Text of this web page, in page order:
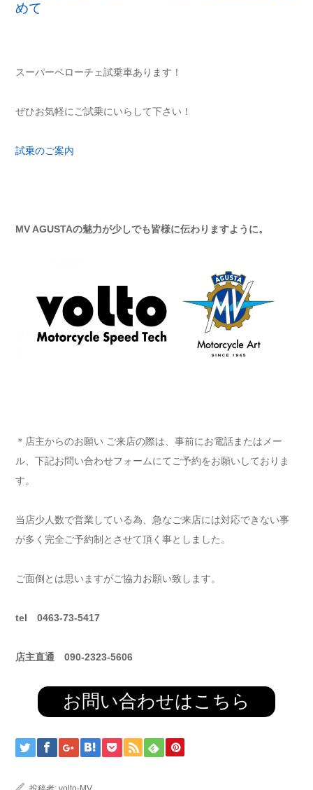
めて
スーパーベローチェ試乗車あります！
ぜひお気軽にご試乗にいらして下さい！
試乗のご案内
MV AGUSTAの魅力が少しでも皆様に伝わりますように。
＊店主からのお願い ご来店の際は、事前にお電話またはメー
ル、下記お問い合わせフォームにてご予約をお願いしておりま
す。
当店少人数で営業している為、急なご来店には対応できない事
が多く完全ご予約制とさせて頂く事としました。
ご面倒とは思いますがご協力お願い致します。
tel 0463-73-5417
店主直通 090-2323-5606
お問い合わせはこちら